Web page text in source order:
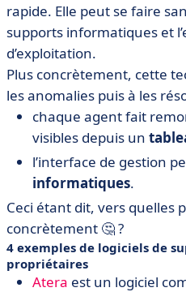
rapide. Elle peut se faire
supports informatiques et
d’exploitation.
Plus concrètement, cette
les anomalies puis à les
chaque agent fait
visibles depuis un
l’interface de gestion
informatiques.
Ceci étant dit, vers quelles
concrètement 🤔 ?
4 exemples de logiciels de
propriétaires
Atera est un logiciel